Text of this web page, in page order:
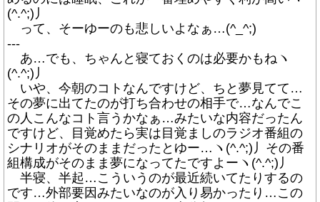
(^.^;)丿
って、そーゆーのも悲しいよなぁ…(^_^;)
---
あ…でも、ちゃんと寝ておくのは必要かもねヽ
(^.^;)丿
いや、今朝のコトなんですけど、ちと夢見てて…
その夢に出てたのが打ち合わせの相手で…なんでこ
の人こんなコト言うかなぁ…みたいな内容だったん
ですけど、目覚めたら実は目覚ましのラジオ番組の
シナリオがそのままだったとゆー…ヽ(^.^;)丿その番
組構成がそのまま夢になってたですよーヽ(^.^;)丿
半寝、半起…こういうのが最近続いてたりするの
です…外部要因みたいなのが入り易かったり…この